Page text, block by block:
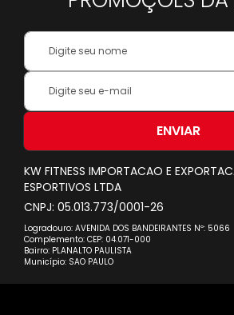
Your
Name:
Inscreva-
na
Newsletter:
ENVIAR
KW FITNESS IMPORTACAO E
ESPORTIVOS LTDA
CNPJ: 05.013.773/0001-26
Logradouro: AVENIDA DOS BANDEIRANTES Nº: 5066
Complemento: CEP: 04.071-000
Bairro: PLANALTO PAULISTA
Município: SAO PAULO